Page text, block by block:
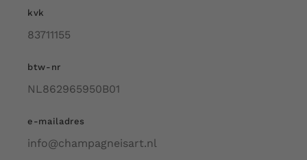
kvk
83711155
btw-nr
NL862965950B01
e-mailadres
info@champagneisart.nl